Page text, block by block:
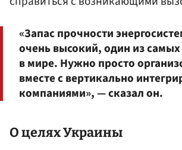
«Запас прочности
очень высокий, один из
в мире. Нужно просто
вместе с вертикально
компаниями», — сказал он.
О целях Украины